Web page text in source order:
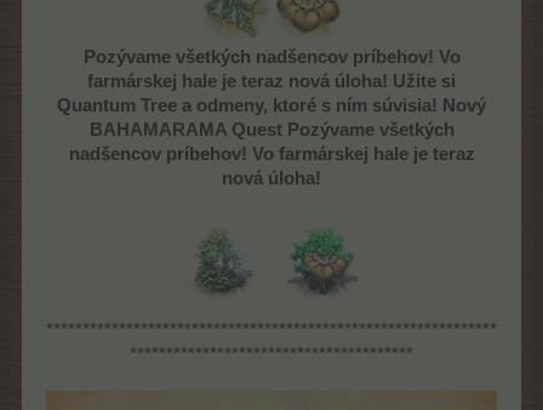
Pozývame všetkých nadšencov príbehov! Vo
farmárskej hale je teraz nová úloha! Užite si
Quantum Tree a odmeny, ktoré s ním súvisia! Nový
BAHAMARAMA Quest Pozývame všetkých
nadšencov príbehov! Vo farmárskej hale je teraz
nová úloha!
**************************************************************
***************************************